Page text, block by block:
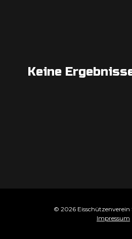
Keine
© 2026 Eisschützenverein
Impressum